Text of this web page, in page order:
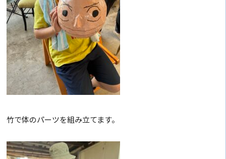
竹で体のパーツを組み立てます。